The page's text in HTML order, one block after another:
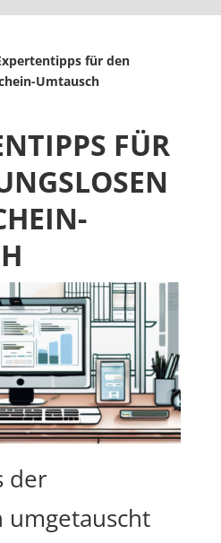
für den
Umtausch
FÜR
der
umgetauscht